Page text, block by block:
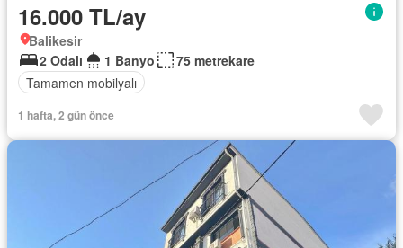
16.000 TL/ay
Balikesir
2 Odalı
1 Banyo
75 metrekare
Tamamen mobilyalı
1 hafta, 2 gün önce